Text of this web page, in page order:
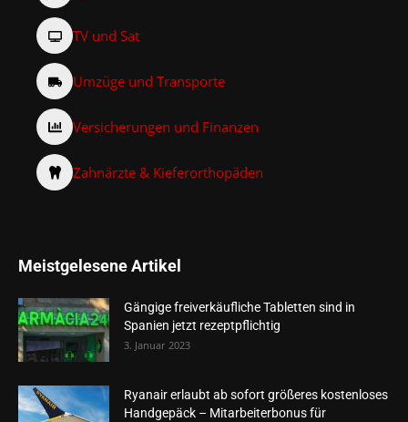
TV und Sat
Umzüge und Transporte
Versicherungen und Finanzen
Zahnärzte & Kieferorthopäden
Meistgelesene Artikel
Gängige freiverkäufliche Tabletten sind in
Spanien jetzt rezeptpflichtig
3. Januar 2023
Ryanair erlaubt ab sofort größeres kostenloses
Handgepäck – Mitarbeiterbonus für